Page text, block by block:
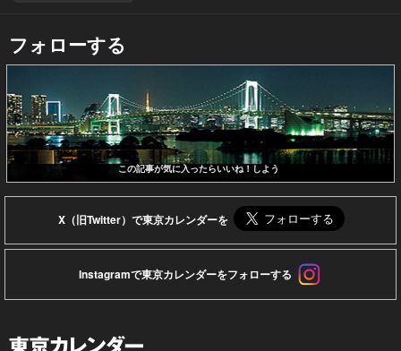
フォローする
この記事が気に入ったらいいね！しよう
X（旧Twitter）で東京カレンダーを
Instagramで東京カレンダーをフォローする